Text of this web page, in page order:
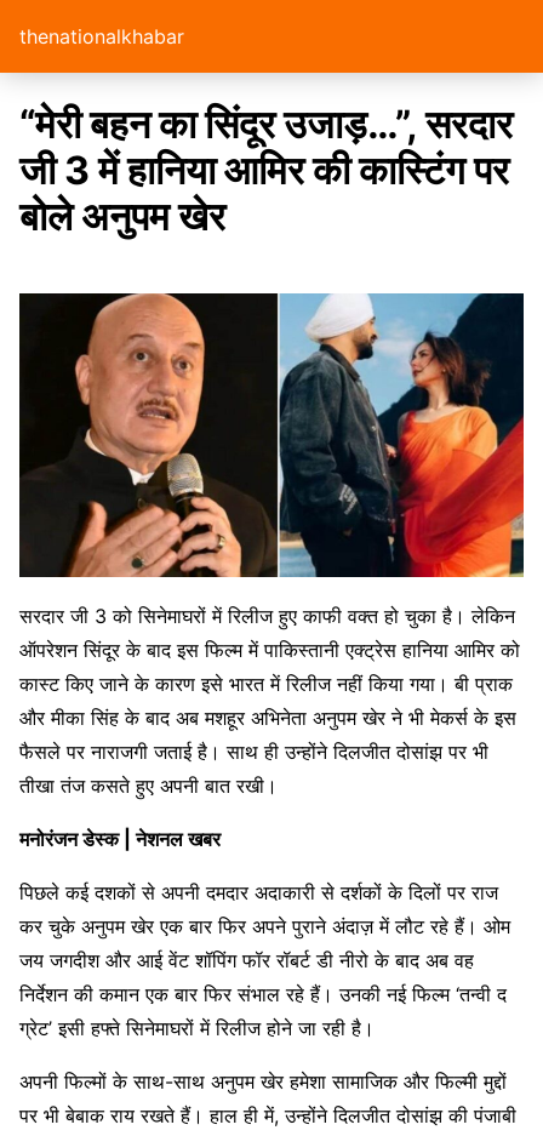
thenationalkhabar
“मेरी बहन का सिंदूर उजाड़…”, सरदार
जी 3 में हानिया आमिर की कास्टिंग पर
बोले अनुपम खेर
सरदार जी 3 को सिनेमाघरों में रिलीज हुए काफी वक्त हो चुका है। लेकिन
ऑपरेशन सिंदूर के बाद इस फिल्म में पाकिस्तानी एक्ट्रेस हानिया आमिर को
कास्ट किए जाने के कारण इसे भारत में रिलीज नहीं किया गया। बी प्राक
और मीका सिंह के बाद अब मशहूर अभिनेता अनुपम खेर ने भी मेकर्स के इस
फैसले पर नाराजगी जताई है। साथ ही उन्होंने दिलजीत दोसांझ पर भी
तीखा तंज कसते हुए अपनी बात रखी।
मनोरंजन डेस्क | नेशनल खबर
पिछले कई दशकों से अपनी दमदार अदाकारी से दर्शकों के दिलों पर राज
कर चुके अनुपम खेर एक बार फिर अपने पुराने अंदाज़ में लौट रहे हैं। ओम
जय जगदीश और आई वेंट शॉपिंग फॉर रॉबर्ट डी नीरो के बाद अब वह
निर्देशन की कमान एक बार फिर संभाल रहे हैं। उनकी नई फिल्म ‘तन्वी द
ग्रेट’ इसी हफ्ते सिनेमाघरों में रिलीज होने जा रही है।
अपनी फिल्मों के साथ-साथ अनुपम खेर हमेशा सामाजिक और फिल्मी मुद्दों
पर भी बेबाक राय रखते हैं। हाल ही में, उन्होंने दिलजीत दोसांझ की पंजाबी